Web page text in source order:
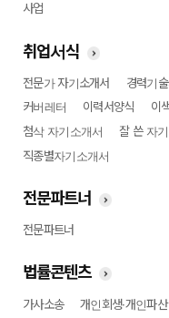
사업
취업서식
전문가 자기소개서 경력기
커버레터
이력서양식 이
첨삭 자기소개서
잘 쓴 자
직종별자기소개서
전문파트너
전문파트너
법률콘텐츠
가사소송 개인회생·개인파산